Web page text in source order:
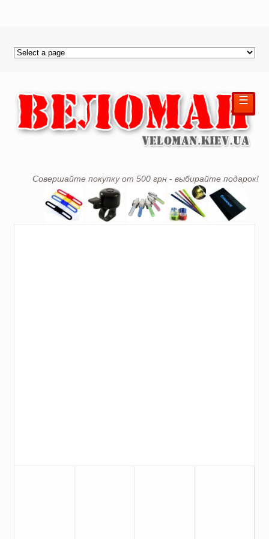
Совершайте покупку от 500 грн - выбирайте подарок!
☰